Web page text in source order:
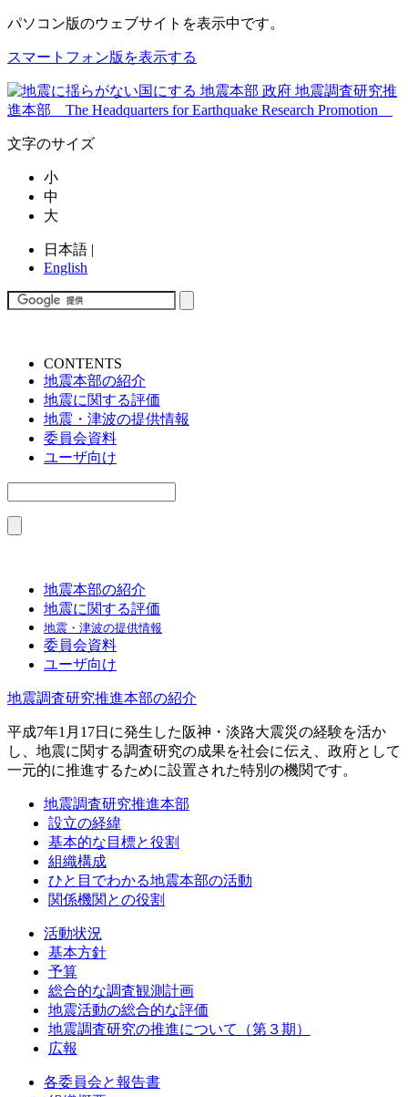
パソコン版のウェブサイトを表示中です。
スマートフォン版を表示する
文字のサイズ
小
中
大
日本語 |
English
CONTENTS
地震本部の紹介
地震に関する評価
地震・津波の提供情報
委員会資料
ユーザ向け
地震本部の紹介
地震に関する評価
地震・津波の提供情報
委員会資料
ユーザ向け
地震調査研究推進本部の紹介
平成7年1月17日に発生した阪神・淡路大震災の経験を活か
し、地震に関する調査研究の成果を社会に伝え、政府として
一元的に推進するために設置された特別の機関です。
地震調査研究推進本部
設立の経緯
基本的な目標と役割
組織構成
ひと目でわかる地震本部の活動
関係機関との役割
活動状況
基本方針
予算
総合的な調査観測計画
地震活動の総合的な評価
地震調査研究の推進について（第３期）
広報
各委員会と報告書